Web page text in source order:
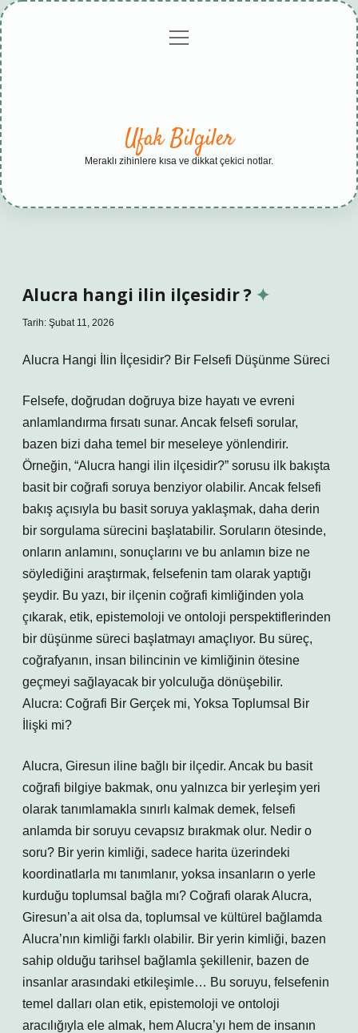
Gizlilikmenüyü
Ufak Bilgiler
Meraklı zihinlere kısa ve dikkat çekici notlar.
Alucra hangi ilin ilçesidir ?
Tarih: Şubat 11, 2026
Alucra Hangi İlin İlçesidir? Bir Felsefi Düşünme Süreci
Felsefe, doğrudan doğruya bize hayatı ve evreni
anlamlandırma fırsatı sunar. Ancak felsefi sorular,
bazen bizi daha temel bir meseleye yönlendirir.
Örneğin, “Alucra hangi ilin ilçesidir?” sorusu ilk bakışta
basit bir coğrafi soruya benziyor olabilir. Ancak felsefi
bakış açısıyla bu basit soruya yaklaşmak, daha derin
bir sorgulama sürecini başlatabilir. Soruların ötesinde,
onların anlamını, sonuçlarını ve bu anlamın bize ne
söylediğini araştırmak, felsefenin tam olarak yaptığı
şeydir. Bu yazı, bir ilçenin coğrafi kimliğinden yola
çıkarak, etik, epistemoloji ve ontoloji perspektiflerinden
bir düşünme süreci başlatmayı amaçlıyor. Bu süreç,
coğrafyanın, insan bilincinin ve kimliğinin ötesine
geçmeyi sağlayacak bir yolculuğa dönüşebilir.
Alucra: Coğrafi Bir Gerçek mi, Yoksa Toplumsal Bir
İlişki mi?
Alucra, Giresun iline bağlı bir ilçedir. Ancak bu basit
coğrafi bilgiye bakmak, onu yalnızca bir yerleşim yeri
olarak tanımlamakla sınırlı kalmak demek, felsefi
anlamda bir soruyu cevapsız bırakmak olur. Nedir o
soru? Bir yerin kimliği, sadece harita üzerindeki
koordinatlarla mı tanımlanır, yoksa insanların o yerle
kurduğu toplumsal bağla mı? Coğrafi olarak Alucra,
Giresun’a ait olsa da, toplumsal ve kültürel bağlamda
Alucra’nın kimliği farklı olabilir. Bir yerin kimliği, bazen
sahip olduğu tarihsel bağlamla şekillenir, bazen de
insanlar arasındaki etkileşimle… Bu soruyu, felsefenin
temel dalları olan etik, epistemoloji ve ontoloji
aracılığıyla ele almak, hem Alucra’yı hem de insanın